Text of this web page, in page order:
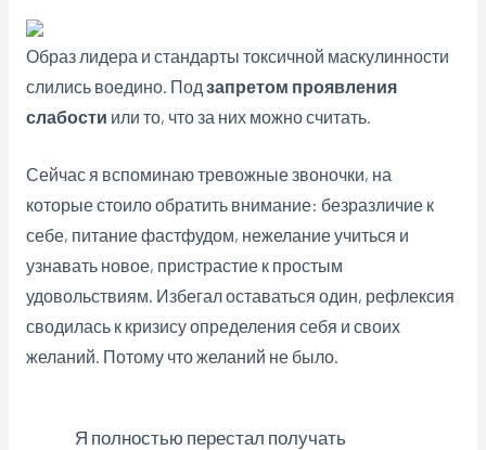
Образ лидера и стандарты токсичной маскулинности
слились воедино. Под запретом проявления
слабости или то, что за них можно считать.
Сейчас я вспоминаю тревожные звоночки, на
которые стоило обратить внимание: безразличие к
себе, питание фастфудом, нежелание учиться и
узнавать новое, пристрастие к простым
удовольствиям. Избегал оставаться один, рефлексия
сводилась к кризису определения себя и своих
желаний. Потому что желаний не было.
Я полностью перестал получать